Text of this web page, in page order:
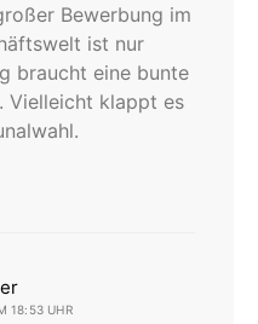
Bewerbung im
ist nur
braucht eine bunte
Vielleicht klappt es
18:53 UHR